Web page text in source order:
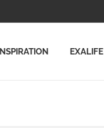
INSPIRATION EXALIFE